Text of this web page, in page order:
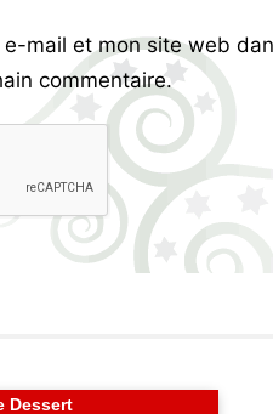
mail et mon site web
commentaire.
Dessert